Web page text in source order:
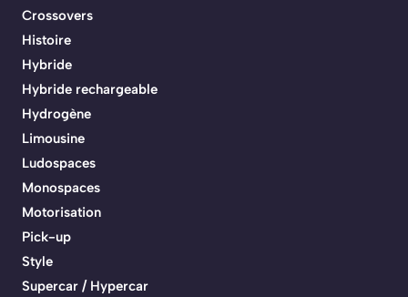
Crossovers
Histoire
Hybride
Hybride rechargeable
Hydrogène
Limousine
Ludospaces
Monospaces
Motorisation
Pick-up
Style
Supercar / Hypercar